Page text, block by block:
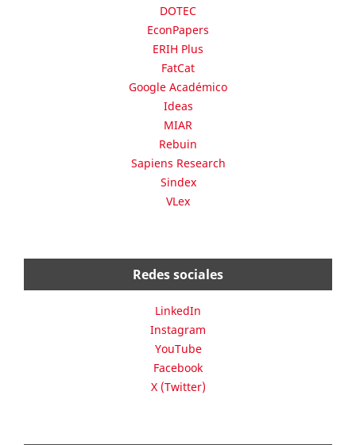
DOTEC
EconPapers
ERIH Plus
FatCat
Google Académico
Ideas
MIAR
Rebuin
Sapiens Research
Sindex
VLex
Redes sociales
LinkedIn
Instagram
YouTube
Facebook
X (Twitter)